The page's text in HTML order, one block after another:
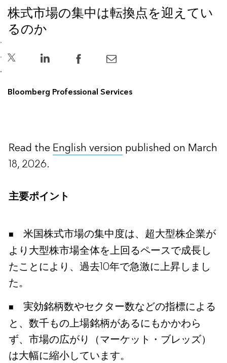
株式市場の集中は転換点を迎えてい
るのか
Bloomberg Professional Services
Read the English version published on March
18, 2026.
主要ポイント
米国株式市場の集中度は、超大型株企業が
より大型株市場全体を上回るペースで成長し
たことにより、過去10年で急激に上昇しまし
た。
実効銘柄数やセクター数などの指標による
と、数千もの上場銘柄があるにもかかわら
ず、市場の広がり（マーケット・ブレッズ）
は大幅に縮小しています。